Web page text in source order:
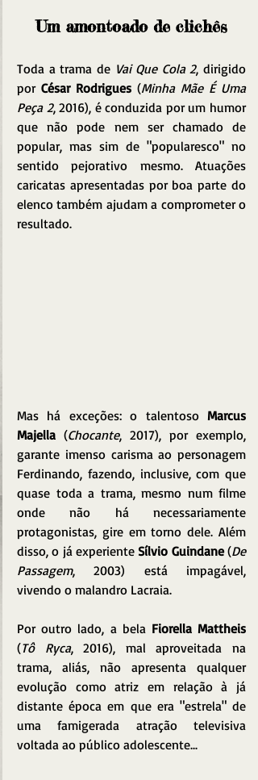
Um amontoado de clichês
Toda a trama de Vai Que Cola 2, dirigido
por César Rodrigues (Minha Mãe É Uma
Peça 2, 2016), é conduzida por um humor
que não pode nem ser chamado de
popular, mas sim de "popularesco" no
sentido pejorativo mesmo. Atuações
caricatas apresentadas por boa parte do
elenco também ajudam a comprometer o
resultado.
Mas há exceções: o talentoso Marcus
Majella (Chocante, 2017), por exemplo,
garante imenso carisma ao personagem
Ferdinando, fazendo, inclusive, com que
quase toda a trama, mesmo num filme
onde não há necessariamente
protagonistas, gire em torno dele. Além
disso, o já experiente Sílvio Guindane (De
Passagem, 2003) está impagável,
vivendo o malandro Lacraia.
Por outro lado, a bela Fiorella Mattheis
(Tô Ryca, 2016), mal aproveitada na
trama, aliás, não apresenta qualquer
evolução como atriz em relação à já
distante época em que era "estrela" de
uma famigerada atração televisiva
voltada ao público adolescente...